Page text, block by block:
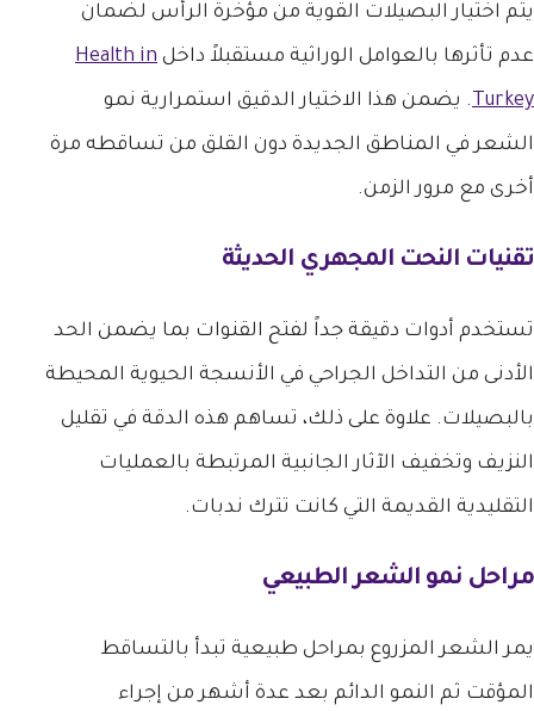
يتم اختيار البصيلات القوية من مؤخرة الرأس لضمان
عدم تأثرها بالعوامل الوراثية مستقبلاً داخل Health in
Turkey . يضمن هذا الاختيار الدقيق استمرارية نمو
الشعر في المناطق الجديدة دون القلق من تساقطه مرة
أخرى مع مرور الزمن.
تقنيات النحت المجهري الحديثة
تستخدم أدوات دقيقة جداً لفتح القنوات بما يضمن الحد
الأدنى من التداخل الجراحي في الأنسجة الحيوية المحيطة
بالبصيلات. علاوة على ذلك، تساهم هذه الدقة في تقليل
النزيف وتخفيف الآثار الجانبية المرتبطة بالعمليات
التقليدية القديمة التي كانت تترك ندبات.
مراحل نمو الشعر الطبيعي
يمر الشعر المزروع بمراحل طبيعية تبدأ بالتساقط
المؤقت ثم النمو الدائم بعد عدة أشهر من إجراء